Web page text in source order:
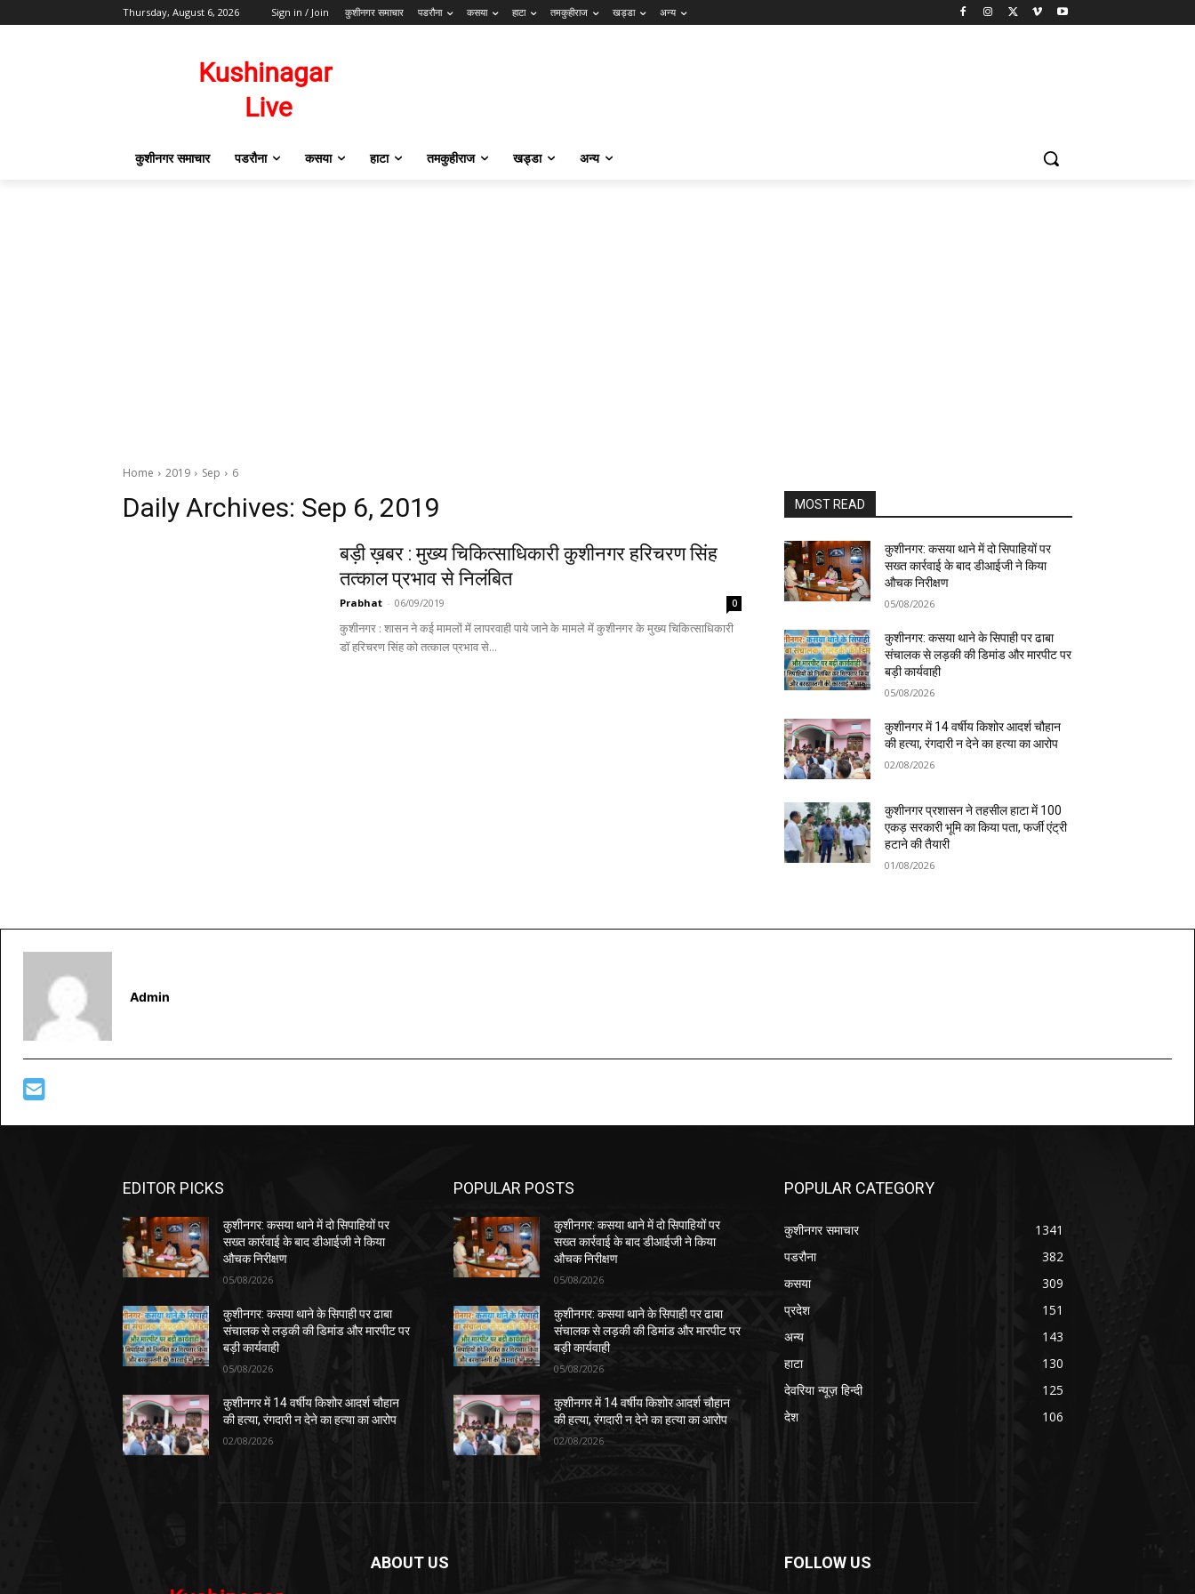
Thursday, August 6, 2026 Sign in / Join कुशीनगर समाचार पडरौना कसया हाटा तमकुहीराज खड्डा अन्य
कुशीनगर समाचार पडरौना कसया हाटा तमकुहीराज खड्डा अन्य
Home 2019 Sep 6
Daily Archives: Sep 6, 2019
बड़ी ख़बर : मुख्य चिकित्साधिकारी कुशीनगर हरिचरण सिंह
तत्काल प्रभाव से निलंबित
Prabhat - 06/09/2019 0
कुशीनगर : शासन ने कई मामलों में लापरवाही पाये जाने के मामले में कुशीनगर के मुख्य चिकित्साधिकारी
डॉ हरिचरण सिंह को तत्काल प्रभाव से...
MOST READ
कुशीनगर: कसया थाने में दो सिपाहियों पर
सख्त कार्रवाई के बाद डीआईजी ने किया
औचक निरीक्षण
05/08/2026
कुशीनगर: कसया थाने के सिपाही पर ढाबा
संचालक से लड़की की डिमांड और मारपीट पर
बड़ी कार्यवाही
05/08/2026
कुशीनगर में 14 वर्षीय किशोर आदर्श चौहान
की हत्या, रंगदारी न देने का हत्या का आरोप
02/08/2026
कुशीनगर प्रशासन ने तहसील हाटा में 100
एकड़ सरकारी भूमि का किया पता, फर्जी एंट्री
हटाने की तैयारी
01/08/2026
Admin
EDITOR PICKS
कुशीनगर: कसया थाने में दो सिपाहियों पर
सख्त कार्रवाई के बाद डीआईजी ने किया
औचक निरीक्षण
05/08/2026
कुशीनगर: कसया थाने के सिपाही पर ढाबा
संचालक से लड़की की डिमांड और मारपीट पर
बड़ी कार्यवाही
05/08/2026
कुशीनगर में 14 वर्षीय किशोर आदर्श चौहान
की हत्या, रंगदारी न देने का हत्या का आरोप
02/08/2026
POPULAR POSTS
कुशीनगर: कसया थाने में दो सिपाहियों पर
सख्त कार्रवाई के बाद डीआईजी ने किया
औचक निरीक्षण
05/08/2026
कुशीनगर: कसया थाने के सिपाही पर ढाबा
संचालक से लड़की की डिमांड और मारपीट पर
बड़ी कार्यवाही
05/08/2026
कुशीनगर में 14 वर्षीय किशोर आदर्श चौहान
की हत्या, रंगदारी न देने का हत्या का आरोप
02/08/2026
POPULAR CATEGORY
कुशीनगर समाचार
1341
पडरौना
382
कसया
309
प्रदेश
151
अन्य
143
हाटा
130
देवरिया न्यूज़ हिन्दी
125
देश
106
ABOUT US FOLLOW US